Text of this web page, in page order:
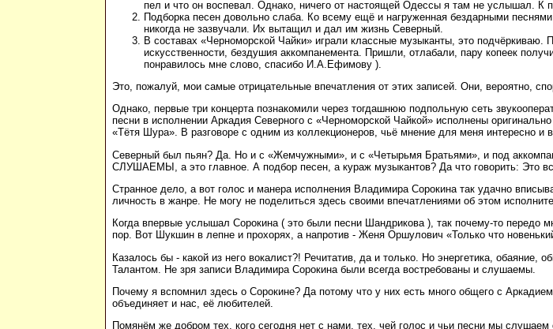
пел и что он воспевал. Однако, ничего от настоящей Одессы я там не услышал.
Подборка песен довольно слаба. Ко всему ещё и нагруженная бездарными
никогда не зазвучали. Их вытащил и дал им жизнь Северный.
В составах «Черноморской Чайки» играли классные музыканты, это
искусственности, бездушия аккомпанемента. Пришли, отлабали, пару копеек
понравилось мне слово, спасибо И.А.Ефимову ).
Это, пожалуй, мои самые отрицательные впечатления от этих записей. Они, вероятно,
Однако, первые три концерта познакомили через тогдашнюю подпольную сеть
песни в исполнении Аркадия Северного с «Черноморской Чайкой» исполнены
«Тётя Шура». В разговоре с одним из коллекционеров, чьё мнение для меня интересно
Северный был пьян? Да. Но и с «Жемчужными», и с «Четырьмя Братьями», и под
СЛУШАЕМЫ, а это главное. А подбор песен, а кураж музыкантов? Да что говорить: Это
Странное дело, а вот голос и манера исполнения Владимира Сорокина так удачно
личность в жанре. Не могу не поделиться здесь своими впечатлениями об этом
Когда впервые услышал Сорокина ( это были песни Шандрикова ), так почему-то передо
пор. Вот Шукшин в лепне и прохорях, а напротив - Женя Оршулович «Только что
Казалось бы - какой из него вокалист?! Речитатив, да и только. Но энергетика,
Талантом. Не зря записи Владимира Сорокина были всегда востребованы и слушаемы.
Почему я вспомнил здесь о Сорокине? Да потому что у них есть много общего с
объединяет и нас, её любителей.
Помянём же добром тех, кого сегодня нет с нами, тех, чей голос и чьи песни мы